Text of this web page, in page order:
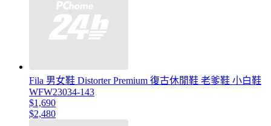
Fila 男女鞋 Distorter Premium 復古休閒鞋 老爹鞋 小白鞋
WFW23034-143
$1,690
$2,480